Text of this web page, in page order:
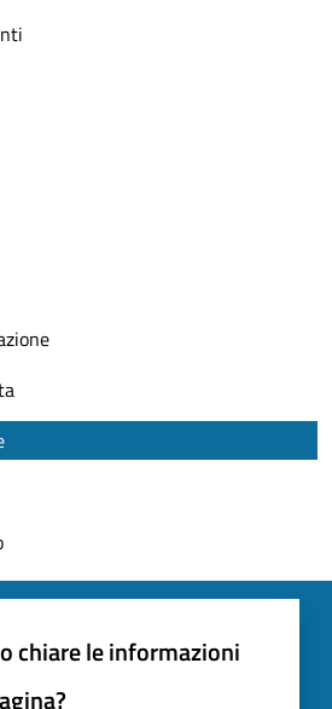
chiare le informazioni